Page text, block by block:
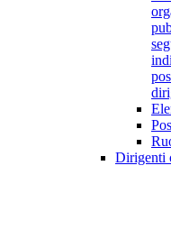
Dirigenti